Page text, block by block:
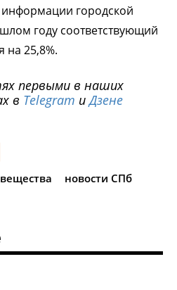
информации городской
году соответствующий
на 25,8%.
первыми в наших
в Telegram иДзене
новости СПб